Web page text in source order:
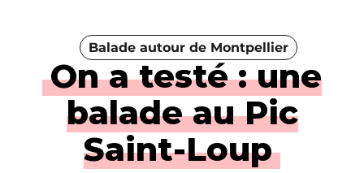
Balade autour de Montpellier
On a testé : une
balade au Pic
Saint-Loup